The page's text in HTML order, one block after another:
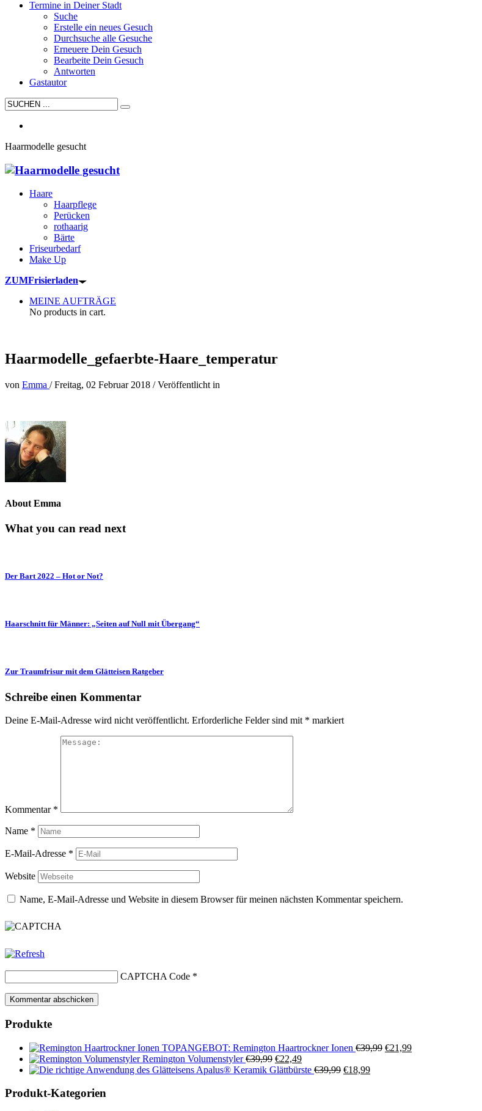
Termine in Deiner Stadt
Suche
Erstelle ein neues Gesuch
Durchsuche alle Gesuche
Erneuere Dein Gesuch
Bearbeite Dein Gesuch
Antworten
Gastautor
Haarmodelle gesucht
Haare
Haarpflege
Perücken
rothaarig
Bärte
Friseurbedarf
Make Up
ZUMFrisierladen
MEINE AUFTRÄGE
No products in cart.
Haarmodelle_gefaerbte-Haare_temperatur
von Emma /Freitag, 02 Februar 2018 /Veröffentlicht in
About Emma
What you can read next
Der Bart 2022 – Hot or Not?
Haarschnitt für Männer: „Seiten auf Null mit Übergang“
Zur Traumfrisur mit dem Glätteisen Ratgeber
Schreibe einen Kommentar
Deine E-Mail-Adresse wird nicht veröffentlicht. Erforderliche Felder sind mit * markiert
Kommentar *
Name *
E-Mail-Adresse *
Website
Name, E-Mail-Adresse und Website in diesem Browser für meinen nächsten Kommentar speichern.
CAPTCHA Code *
Produkte
TOPANGEBOT: Remington Haartrockner Ionen €39,99 Ursprünglicher
€21,99Aktueller
Remington Volumenstyler €39,99 Ursprünglicher
Preis
€22,49Aktueller
Preis
Apalus® Keramik Glättbürste €39,99 Ursprünglicher
€18,99Aktueller
Produkt-Kategorien